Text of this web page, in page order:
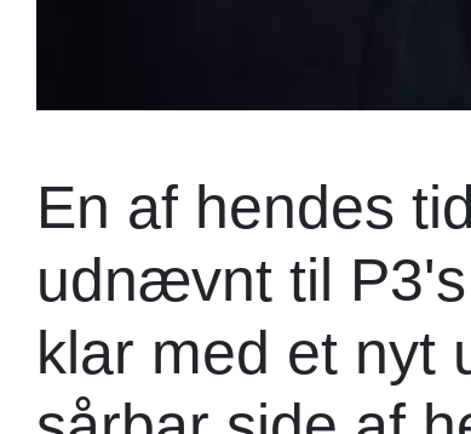
En af hendes
udnævnt til
klar med et nyt